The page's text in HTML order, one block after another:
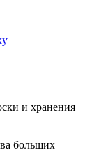
и хранения
больших